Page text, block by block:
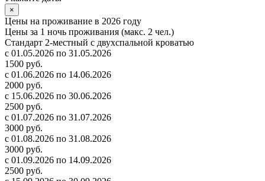
×
Цены на проживание в 2026 году
Цены за 1 ночь проживания (макс. 2 чел.)
Стандарт 2-местный с двухспальной кроватью
с 01.05.2026 по 31.05.2026
1500 руб.
с 01.06.2026 по 14.06.2026
2000 руб.
с 15.06.2026 по 30.06.2026
2500 руб.
с 01.07.2026 по 31.07.2026
3000 руб.
с 01.08.2026 по 31.08.2026
3000 руб.
с 01.09.2026 по 14.09.2026
2500 руб.